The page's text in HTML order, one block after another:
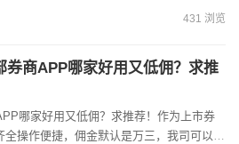
联系多家券商客户经理详细对...
431 浏览
券商APP哪家好用又低佣？求推
哪家好用又低佣？求推荐！作为上市券
操作便捷，佣金默认是万三，我司可以优